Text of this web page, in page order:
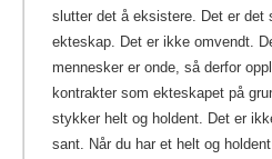
slutter det å eksistere. Det er det
ekteskap. Det er ikke omvendt.
mennesker er onde, så derfor
kontrakter som ekteskapet på
stykker helt og holdent. Det er
sant. Når du har et helt og